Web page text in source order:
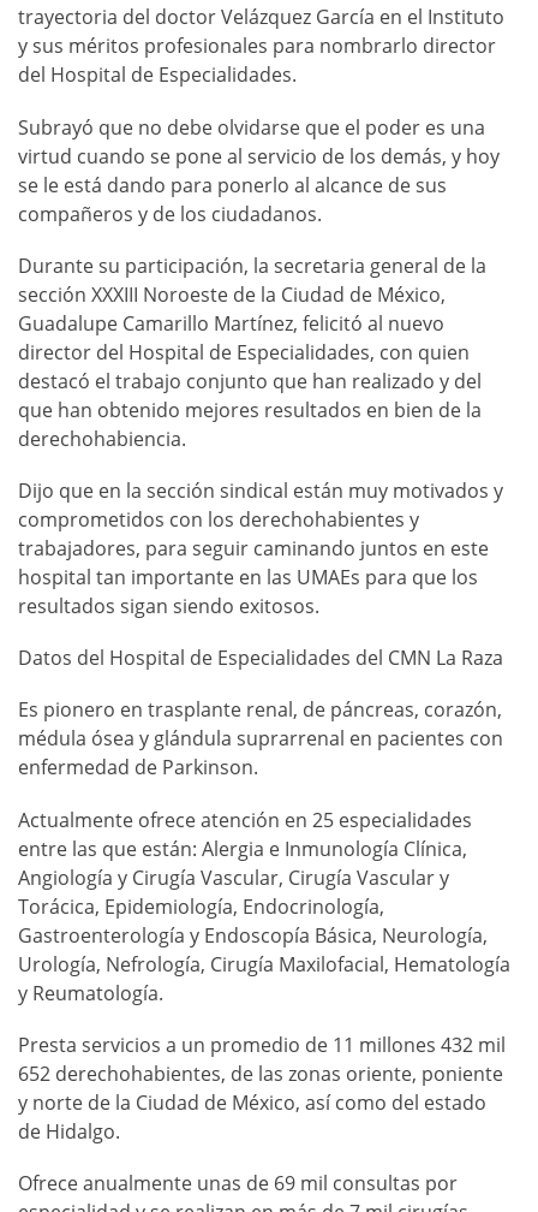
trayectoria del doctor Velázquez García en el Instituto
y sus méritos profesionales para nombrarlo director
del Hospital de Especialidades.
Subrayó que no debe olvidarse que el poder es una
virtud cuando se pone al servicio de los demás, y hoy
se le está dando para ponerlo al alcance de sus
compañeros y de los ciudadanos.
Durante su participación, la secretaria general de la
sección XXXIII Noroeste de la Ciudad de México,
Guadalupe Camarillo Martínez, felicitó al nuevo
director del Hospital de Especialidades, con quien
destacó el trabajo conjunto que han realizado y del
que han obtenido mejores resultados en bien de la
derechohabiencia.
Dijo que en la sección sindical están muy motivados y
comprometidos con los derechohabientes y
trabajadores, para seguir caminando juntos en este
hospital tan importante en las UMAEs para que los
resultados sigan siendo exitosos.
Datos del Hospital de Especialidades del CMN La Raza
Es pionero en trasplante renal, de páncreas, corazón,
médula ósea y glándula suprarrenal en pacientes con
enfermedad de Parkinson.
Actualmente ofrece atención en 25 especialidades
entre las que están: Alergia e Inmunología Clínica,
Angiología y Cirugía Vascular, Cirugía Vascular y
Torácica, Epidemiología, Endocrinología,
Gastroenterología y Endoscopía Básica, Neurología,
Urología, Nefrología, Cirugía Maxilofacial, Hematología
y Reumatología.
Presta servicios a un promedio de 11 millones 432 mil
652 derechohabientes, de las zonas oriente, poniente
y norte de la Ciudad de México, así como del estado
de Hidalgo.
Ofrece anualmente unas de 69 mil consultas por